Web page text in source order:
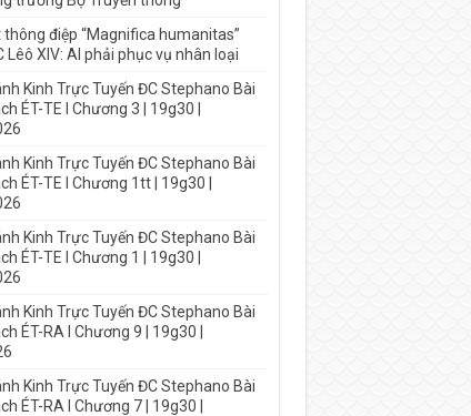
điệp “Magnifica humanitas”
Lêô XIV: AI phải phục vụ nhân loại
Kinh Trực Tuyến ĐC Stephano Bài
ÉT-TE I Chương 3 | 19g30 |
Kinh Trực Tuyến ĐC Stephano Bài
ÉT-TE I Chương 1tt | 19g30 |
Kinh Trực Tuyến ĐC Stephano Bài
ÉT-TE I Chương 1 | 19g30 |
Kinh Trực Tuyến ĐC Stephano Bài
ÉT-RA I Chương 9 | 19g30 |
Kinh Trực Tuyến ĐC Stephano Bài
ÉT-RA I Chương 7 | 19g30 |